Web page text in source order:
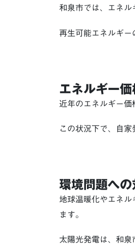
和泉市では、エネル
再生可能エネルギー
エネルギー
近年のエネルギー価
この状況下で、自家
環境問題へ
地球温暖化やエネル
ます。
太陽光発電は、和泉